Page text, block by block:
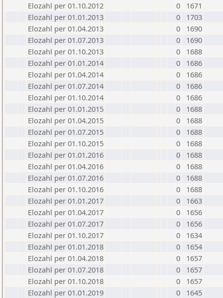
Elozahl per 01.10.2012
0
1671
Elozahl per 01.01.2013
0
1703
Elozahl per 01.04.2013
0
1690
Elozahl per 01.07.2013
0
1690
Elozahl per 01.10.2013
0
1688
Elozahl per 01.01.2014
0
1686
Elozahl per 01.04.2014
0
1686
Elozahl per 01.07.2014
0
1686
Elozahl per 01.10.2014
0
1686
Elozahl per 01.01.2015
0
1688
Elozahl per 01.04.2015
0
1688
Elozahl per 01.07.2015
0
1688
Elozahl per 01.10.2015
0
1688
Elozahl per 01.01.2016
0
1688
Elozahl per 01.04.2016
0
1688
Elozahl per 01.07.2016
0
1688
Elozahl per 01.10.2016
0
1688
Elozahl per 01.01.2017
0
1663
Elozahl per 01.04.2017
0
1656
Elozahl per 01.07.2017
0
1656
Elozahl per 01.10.2017
0
1634
Elozahl per 01.01.2018
0
1654
Elozahl per 01.04.2018
0
1657
Elozahl per 01.07.2018
0
1657
Elozahl per 01.10.2018
0
1657
Elozahl per 01.01.2019
0
1645